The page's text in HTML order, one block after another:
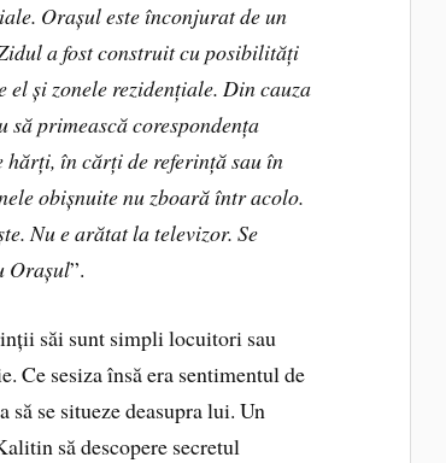
Orașul este înconjurat de un
a fost construit cu posibilități
el și zonele rezidențiale. Din cauza
să primească corespondența
hărți, în cărți de referință sau în
obișnuite nu zboară într acolo.
Nu e arătat la televizor. Se
Orașul”.
săi sunt simpli locuitori sau
Ce sesiza însă era sentimentul de
se situeze deasupra lui. Un
să descopere secretul